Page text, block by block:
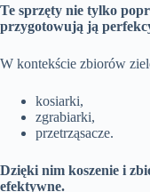
Te sprzęty nie tylko
przygotowują ją
W kontekście zbiorów
kosiarki,
zgrabiarki,
przetrząsacze.
Dzięki nim koszenie i
efektywne.